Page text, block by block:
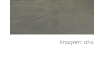
Imagem: